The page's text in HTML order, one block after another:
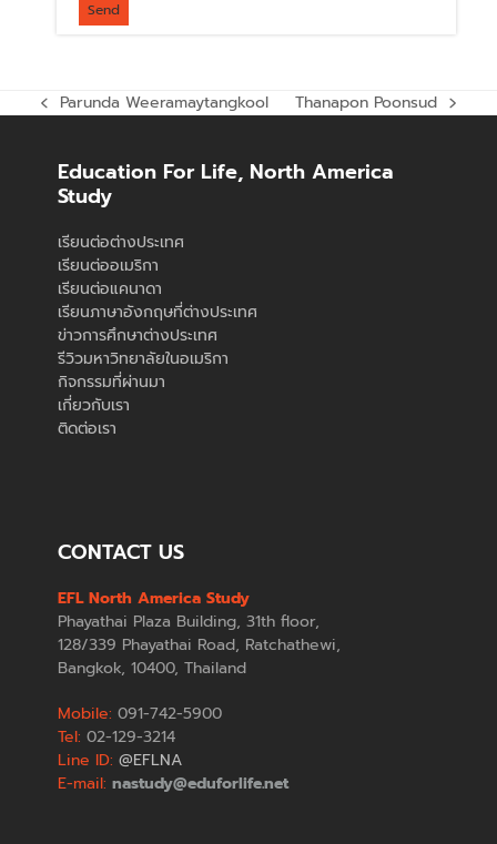
previous
Parunda Weeramaytangkool
next
Thanapon Poonsud
Education For Life, North America
Study
เรียนต่อต่างประเทศ
เรียนต่ออเมริกา
เรียนต่อแคนาดา
เรียนภาษาอังกฤษที่ต่างประเทศ
ข่าวการศึกษาต่างประเทศ
รีวิวมหาวิทยาลัยในอเมริกา
กิจกรรมที่ผ่านมา
เกี่ยวกับเรา
ติดต่อเรา
CONTACT US
EFL North America Study
Phayathai Plaza Building, 31th floor,
128/339 Phayathai Road, Ratchathewi,
Bangkok, 10400, Thailand
Mobile: 091-742-5900
Tel: 02-129-3214
Line ID: @EFLNA
E-mail: nastudy@eduforlife.net